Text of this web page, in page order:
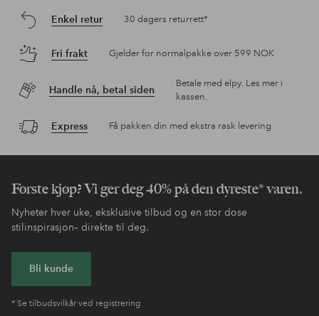
Enkel retur 30 dagers returrett*
Fri frakt Gjelder for normalpakke over 599 NOK
Handle nå, betal siden
Betale med elpy. Les mer i
kassen.
Express Få pakken din med ekstra rask levering
Første kjøp? Vi ger deg 40% på den dyreste* varen.
Nyheter hver uke, eksklusive tilbud og en stor dose
stilinspirasjon– direkte til deg.
Bli kunde
* Se tilbudsvilkår ved registrering